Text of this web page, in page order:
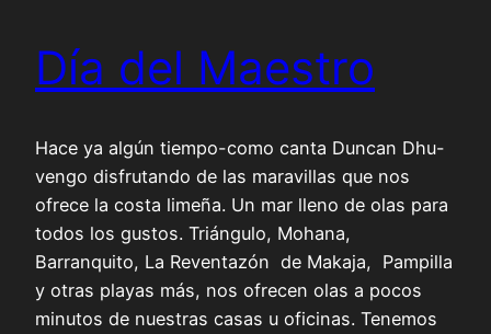
Día del Maestro
Hace ya algún tiempo-como canta Duncan Dhu-
vengo disfrutando de las maravillas que nos
ofrece la costa limeña. Un mar lleno de olas para
todos los gustos. Triángulo, Mohana,
Barranquito, La Reventazón de Makaja, Pampilla
y otras playas más, nos ofrecen olas a pocos
minutos de nuestras casas u oficinas. Tenemos